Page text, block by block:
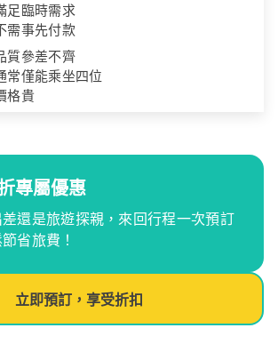
足臨時需求
需事先付款
質參差不齊
常僅能乘坐四位
格貴
專屬優惠
還是旅遊探親，來回行程一次預訂
省旅費！
立即預訂，享受折扣